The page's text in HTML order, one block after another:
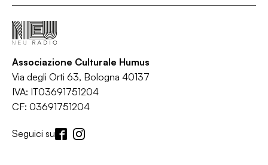
Associazione Culturale Humus
Via degli Orti 63, Bologna 40137
IVA: IT03691751204
CF: 03691751204
Seguici su